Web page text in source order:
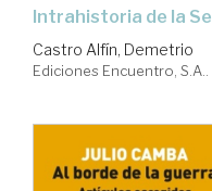
Intrahistoria de la
Castro Alfín, Demetrio
Ediciones Encuentro,